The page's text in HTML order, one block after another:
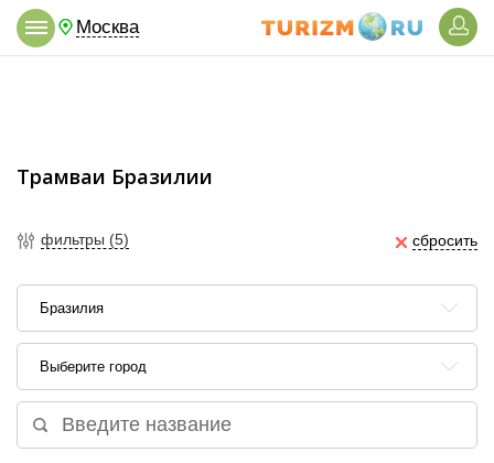
Москва
Трамваи Бразилии
фильтры (5) сбросить
Бразилия
Выберите город